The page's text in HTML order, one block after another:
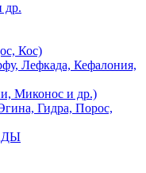
др.
Кос)
Лефкада, Кефалония,
Миконос и др.)
Гидра, Порос,